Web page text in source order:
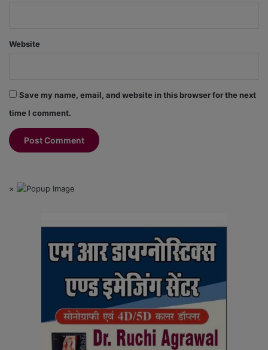
Website
Save my name, email, and website in this browser for the next
time I comment.
×